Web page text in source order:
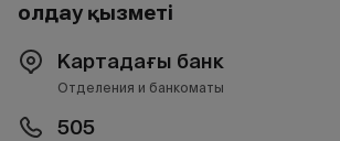
Қолдау қызметі
Картадағы банк
Отделения и банкоматы
505